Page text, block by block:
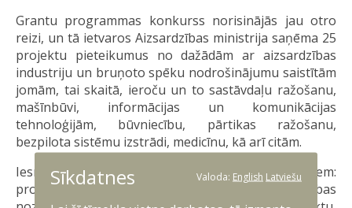
Grantu programmas konkurss norisinājās jau otro
reizi, un tā ietvaros Aizsardzības ministrija saņēma 25
projektu pieteikumus no dažādām ar aizsardzības
industriju un bruņoto spēku nodrošinājumu saistītām
jomām, tai skaitā, ieroču un to sastāvdaļu ražošanu,
mašīnbūvi, informācijas un komunikācijas
tehnoloģijām, būvniecību, pārtikas ražošanu,
bezpilota sistēmu izstrādi, medicīnu, kā arī citām.
Iesniegtie projekti tika vērtēti pēc šādiem kritērijiem:
produkta pielietojamība aizsardzības un drošības
Sīkdatnes Valoda: English Latviešu